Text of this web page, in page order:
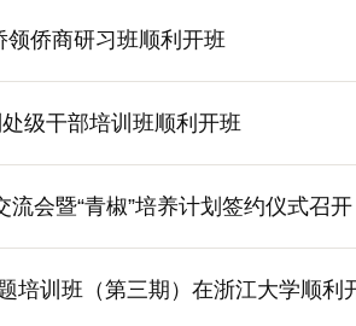
侨商研习班顺利开班
级干部培训班顺利开班
会暨“青椒”培养计划签约仪式召开
培训班（第三期）在浙江大学顺利